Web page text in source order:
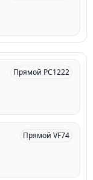
Прямой PC1222
Прямой VF74